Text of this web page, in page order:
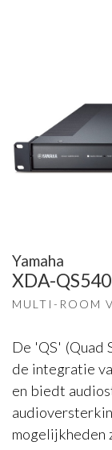
Yamaha
XDA-
MULTI-ROOM
De 'QS' (Quad
de integratie
en biedt
mogelijkheden